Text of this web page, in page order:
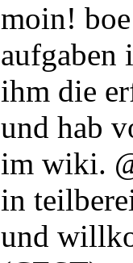
moin!
aufgaben
ihm die
und hab
im wiki.
in
und